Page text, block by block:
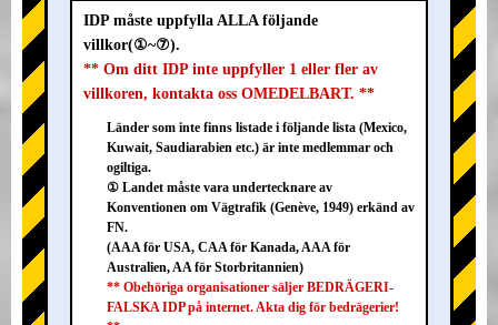
IDP måste uppfylla ALLA följande
villkor(①~⑦).
** Om ditt IDP inte uppfyller 1 eller fler av
villkoren, kontakta oss OMEDELBART. **
Länder som inte finns listade i följande lista (Mexico,
Kuwait, Saudiarabien etc.) är inte medlemmar och
ogiltiga.
① Landet måste vara undertecknare av
Konventionen om Vägtrafik (Genève, 1949) erkänd av
FN.
(AAA för USA, CAA för Kanada, AAA för
Australien, AA för Storbritannien)
** Obehöriga organisationer säljer BEDRÄGERI-
FALSKA IDP på internet. Akta dig för bedrägerier!